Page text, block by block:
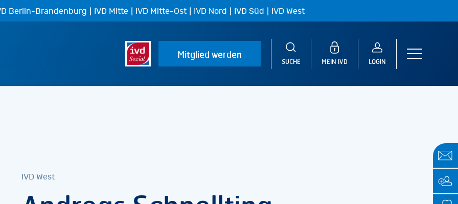
Berlin-Brandenburg | IVD Mitte | IVD Mitte-Ost | IVD Nord | IVD Süd | IVD West
Mitglied werden
SUCHE MEIN IVD LOGIN
Menu
IVD West